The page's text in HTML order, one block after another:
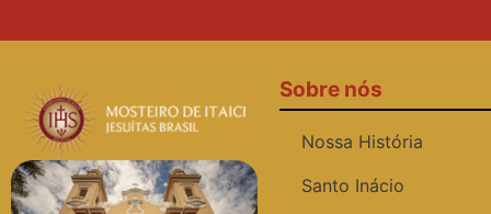
Sobre nós
Nossa História
Santo Inácio